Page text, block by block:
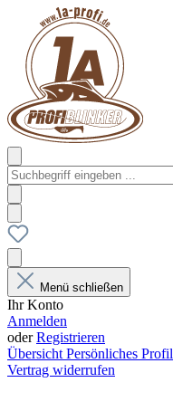
Menü schließen
Ihr Konto
Anmelden
oderRegistrieren
Übersicht Persönliches Profil
Vertrag widerrufen